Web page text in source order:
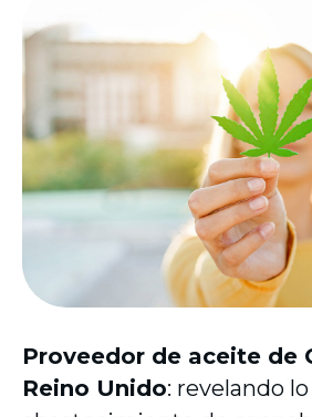
Proveedor de aceite de
Reino Unido: revelando